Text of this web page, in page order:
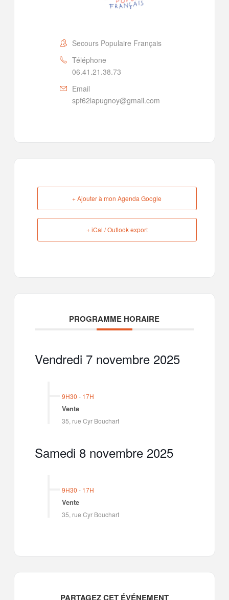
Secours Populaire Français
Téléphone
06.41.21.38.73
Email
spf62lapugnoy@gmail.com
+ Ajouter à mon Agenda Google
+ iCal / Outlook export
PROGRAMME HORAIRE
Vendredi 7 novembre 2025
9H30 - 17H
Vente
35, rue Cyr Bouchart
Samedi 8 novembre 2025
9H30 - 17H
Vente
35, rue Cyr Bouchart
PARTAGEZ CET ÉVÉNEMENT